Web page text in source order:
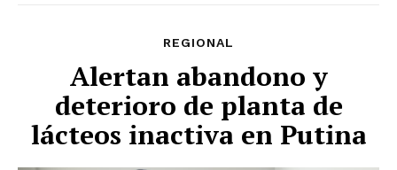
REGIONAL
Alertan abandono y
deterioro de planta de
lácteos inactiva en Putina